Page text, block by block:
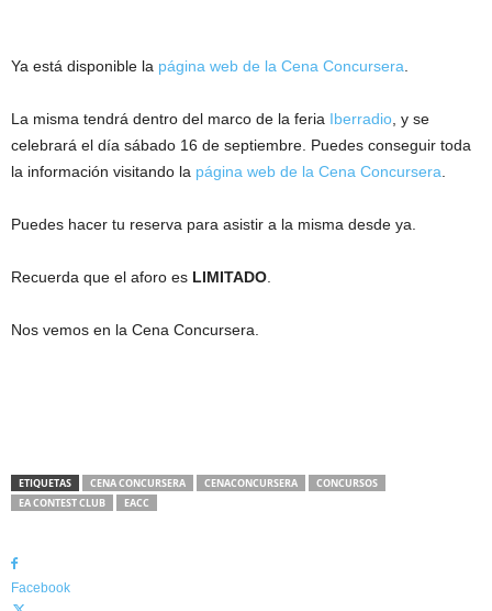
Ya está disponible la página web de la Cena Concursera
La misma tendrá dentro del marco de la feria Iberradio , y se
celebrará el día sábado 16 de septiembre. Puedes conseguir toda
la información visitando la página web de la Cena Concursera
Puedes hacer tu reserva para asistir a la misma desde ya.
Recuerda que el aforo es LIMITADO
Nos vemos en la Cena Concursera.
ETIQUETAS CENA CONCURSERA CENACONCURSERA
CONCURSOS
EA CONTEST CLUB
EACC
Facebook